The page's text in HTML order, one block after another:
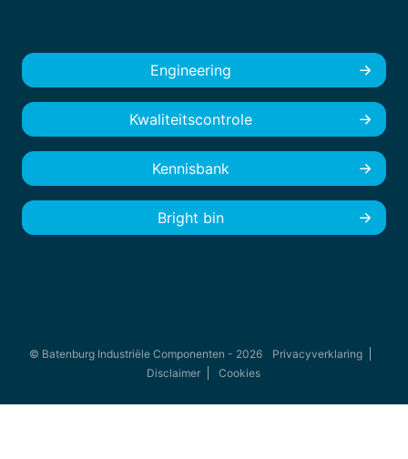
Engineering
Kwaliteitscontrole
Kennisbank
Bright bin
© Batenburg Industriële Componenten - 2026
Privacyverklaring
Disclaimer
Cookies